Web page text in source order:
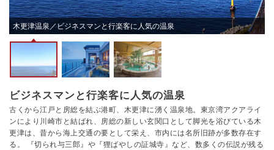
木更津温泉／ビジネスマンと行楽客に人気の温泉
ビジネスマンと行楽客に人気の温泉
古くから江戸と房総を結ぶ港町、木更津に湧く温泉地。東京湾アクアライ
ンにより川崎市と結ばれ、房総の新しい玄関口として脚光を浴びている木
更津は、昔から海上交通の要として栄え、市内には名所旧跡が多数存在す
る。 『切られ与三郎』や『狸ばやしの証城寺』など、数多くの伝説が残る